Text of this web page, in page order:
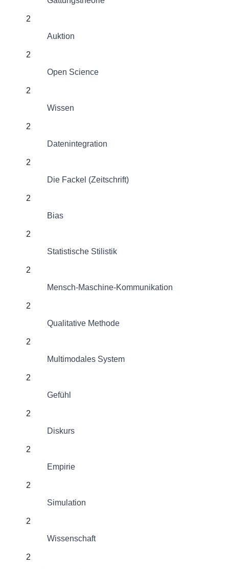
2
Auktion
2
Open Science
2
Wissen
2
Datenintegration
2
Die Fackel (Zeitschrift)
2
Bias
2
Statistische Stilistik
2
Mensch-Maschine-Kommunikation
2
Qualitative Methode
2
Multimodales System
2
Gefühl
2
Diskurs
2
Empirie
2
Simulation
2
Wissenschaft
2